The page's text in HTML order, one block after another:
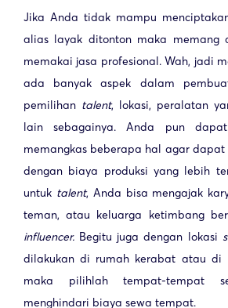
Jika Anda tidak mampu
alias layak ditonton maka memang
memakai jasa profesional. Wah, jadi
ada banyak aspek dalam
pemilihan talent, lokasi, peralatan
lain sebagainya. Anda pun
memangkas beberapa hal agar
dengan biaya produksi yang lebih
untuk talent, Anda bisa mengajak
teman, atau keluarga ketimbang
influencer. Begitu juga dengan lokasi
dilakukan di rumah kerabat atau di
maka pilihlah tempat-tempat
menghindari biaya sewa tempat.